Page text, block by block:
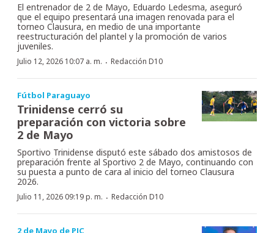
El entrenador de 2 de Mayo, Eduardo Ledesma, aseguró
que el equipo presentará una imagen renovada para el
torneo Clausura, en medio de una importante
reestructuración del plantel y la promoción de varios
juveniles.
Julio 12, 2026 10:07 a. m. · Redacción D10
Fútbol Paraguayo
Trinidense cerró su
preparación con victoria sobre
2 de Mayo
Sportivo Trinidense disputó este sábado dos amistosos de
preparación frente al Sportivo 2 de Mayo, continuando con
su puesta a punto de cara al inicio del torneo Clausura
2026.
Julio 11, 2026 09:19 p. m. · Redacción D10
2 de Mayo de PJC